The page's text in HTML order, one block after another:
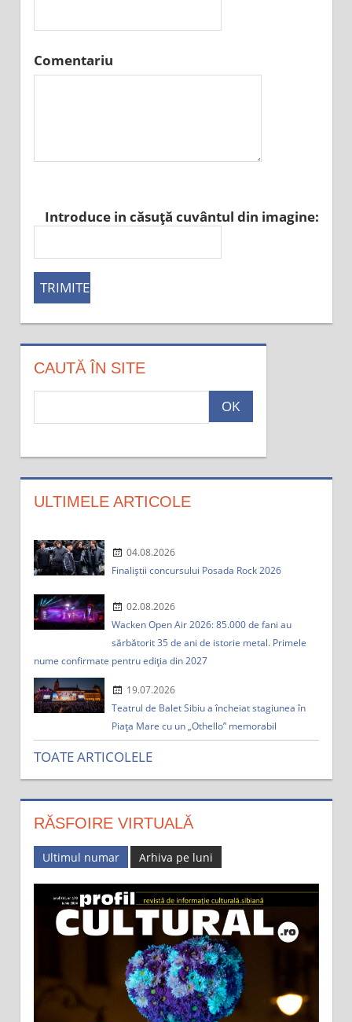
Comentariu
Introduce in căsuţă cuvântul din imagine:
CAUTĂ ÎN SITE
t
ULTIMELE ARTICOLE
04.08.2026
Finaliștii concursului Posada Rock 2026
02.08.2026
Wacken Open Air 2026: 85.000 de fani au
sărbătorit 35 de ani de istorie metal. Primele
nume confirmate pentru ediția din 2027
19.07.2026
Teatrul de Balet Sibiu a încheiat stagiunea în
Piața Mare cu un „Othello” memorabil
TOATE ARTICOLELE
RĂSFOIRE VIRTUALĂ
Ultimul numar Arhiva pe luni